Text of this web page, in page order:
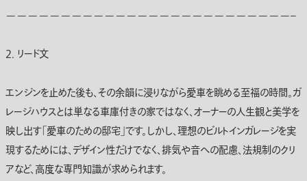
——————————————————————————–
2. リード文
エンジンを止めた後も、その余韻に浸りながら愛車を眺める至福の時間。ガ
レージハウスとは単なる車庫付きの家ではなく、オーナーの人生観と美学を
映し出す「愛車のための邸宅」です。しかし、理想のビルトインガレージを実
現するためには、デザイン性だけでなく、排気や音への配慮、法規制のクリ
アなど、高度な専門知識が求められます。